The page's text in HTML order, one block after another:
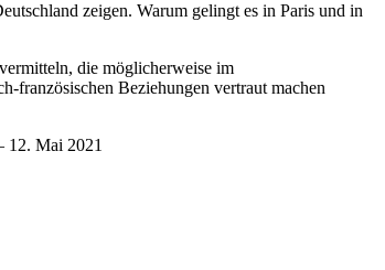
zeigen. Warum gelingt es in Paris und in
die möglicherweise im
französischen Beziehungen vertraut machen
12. Mai 2021